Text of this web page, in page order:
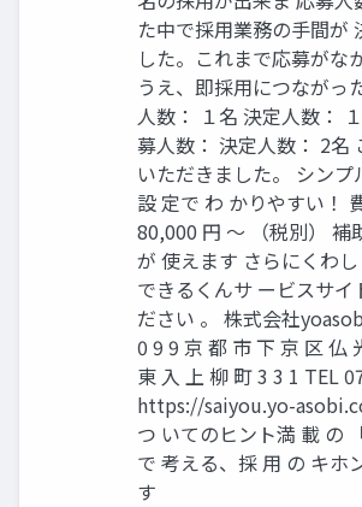
た中で採用業務の手間が
した。これまで応募がな
うえ、即採用につながっ
人数： １名 決定人数：
募人数： 決定人数： 2名
いただきました。 シンプ
設 定で わ かりやすい！
80,000 円 〜 （税別） 補
が 使えます さらにくわ
できるくんサ ービスサイ
ださい 。 株式会社
0 9 9 京 都 市 下 京 区 仏
東 入 上 柳 町 3 3 1 TEL
https://saiyou.yo-
つ いてのヒント満 載 の
で 考える、採 用 の キホ
す